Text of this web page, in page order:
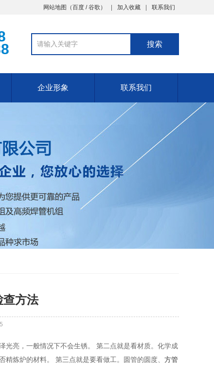
网站地图（百度 /谷歌 ） 加入收藏 联系我们
企业形象 联系我们
查方法
光亮，一般情况下不会生锈。 第二点就是看材质。化学成
精炼炉的材料。 第三点就是要看做工。圆管的圆度、 方管